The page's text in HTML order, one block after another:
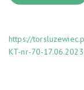
https://
KT-nr-70-